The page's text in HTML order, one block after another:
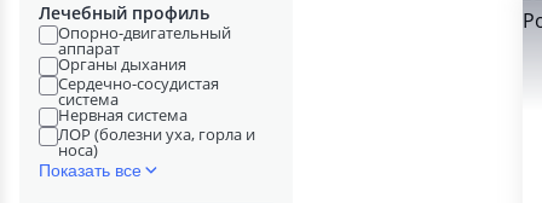
Лечебный профиль
Опорно-двигательный
аппарат
Органы дыхания
Сердечно-сосудистая
система
Нервная система
ЛОР (болезни уха, горла и
носа)
Показать все